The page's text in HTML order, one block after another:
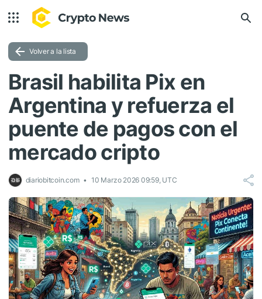
Volver a la lista
Brasil habilita Pix en
Argentina y refuerza el
puente de pagos con el
mercado cripto
diariobitcoin.com 10 Marzo 2026 09:59, UTC